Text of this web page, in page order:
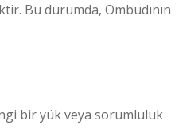
Bu durumda, Ombudının
bir yük veya sorumluluk